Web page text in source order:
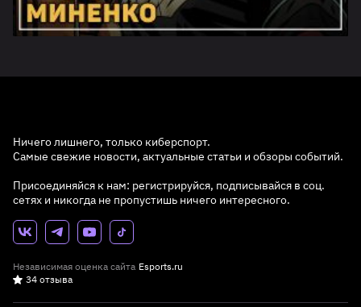
Ничего лишнего, только киберспорт.
Самые свежие новости, актуальные статьи и обзоры событий.
Присоединяйся к нам: регистрируйся, подписывайся в соц.
сетях и никогда не пропустишь ничего интересного.
Независимая оценка сайта Esports.ru
34 отзыва